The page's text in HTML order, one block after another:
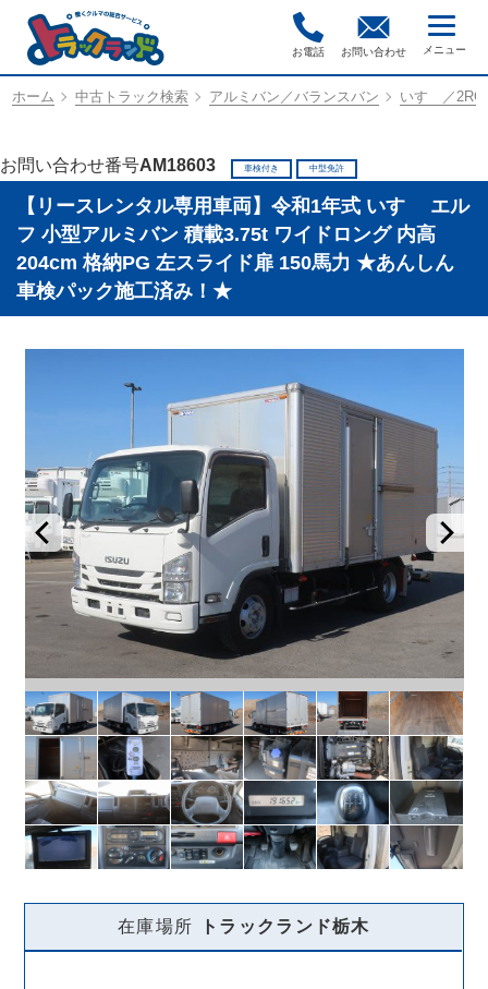
お電話 お問い合わせ
ホーム 中古トラック検索 アルミバン／バランスバン いすゞ／
お問い合わせ番号AM18603 車検付き 中型免許
【リースレンタル専用車両】令和1年式 いすゞ エル
フ 小型アルミバン 積載3.75t ワイドロング 内高
204cm 格納PG 左スライド扉 150馬力 ★あんしん
車検パック施工済み！★
在庫場所 トラックランド栃木